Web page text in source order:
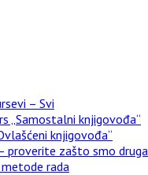
– Svi
„Samostalni knjigovođa“
knjigovođa“
proverite zašto smo
rada